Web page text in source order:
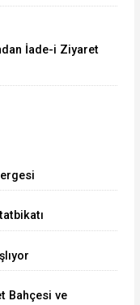
İade-i Ziyaret
Bahçesi ve